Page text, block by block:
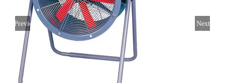
Lighting and Electrical
Equipment
Complete solutions in lighting and electrical
material for each project and need
Previous Next